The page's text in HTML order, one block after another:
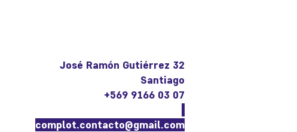
José Ramón Gutiérrez 32
Santiago
+569 9166 03 07
complot.contacto@gmail.com